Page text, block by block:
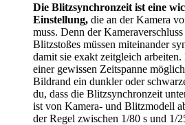
Die Blitzsynchronzeit ist eine
Einstellung, die an der Kamera
muss. Denn der
Blitzstoßes müssen miteinander
damit sie exakt zeitgleich
einer gewissen Zeitspanne
Bildrand ein dunkler oder
du, dass die Blitzsynchronzeit
ist von Kamera- und Blitzmodell
der Regel zwischen 1/80 s und 1/